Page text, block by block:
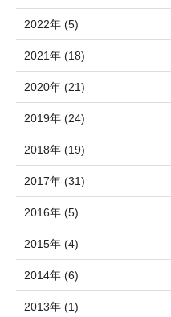
2022年 (5)
2021年 (18)
2020年 (21)
2019年 (24)
2018年 (19)
2017年 (31)
2016年 (5)
2015年 (4)
2014年 (6)
2013年 (1)